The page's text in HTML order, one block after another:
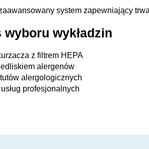
system zapewniający
wykładzin
z filtrem HEPA
alergenów
alergologicznych
profesjonalnych